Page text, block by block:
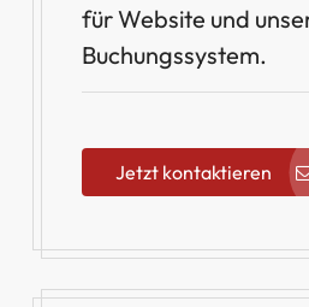
für Website und
Buchungssystem.
Jetzt kontaktieren